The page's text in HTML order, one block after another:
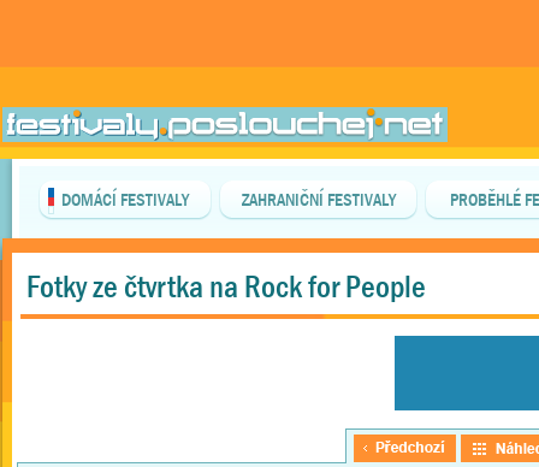
DOMÁCÍ FESTIVALY ZAHRANIČNÍ FESTIVALY PROBĚHLÉ
Fotky ze čtvrtka na Rock for People